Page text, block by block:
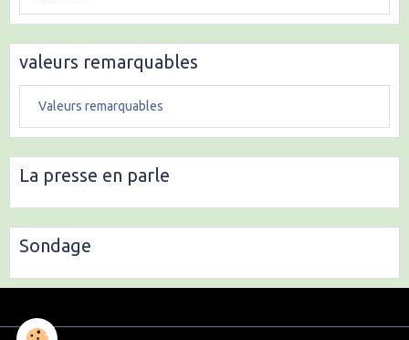
valeurs remarquables
Valeurs remarquables
La presse en parle
Sondage